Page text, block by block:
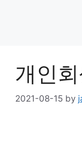
개인
2021-08-15 by